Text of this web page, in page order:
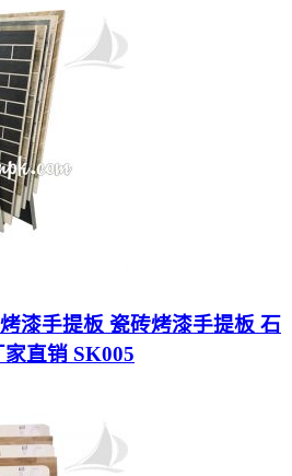
漆手提板 瓷砖烤漆手提板 石
直销 SK005